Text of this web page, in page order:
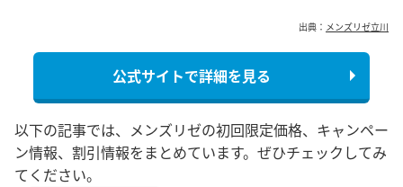
出典： メンズリゼ立川
公式サイトで詳細を見る
以下の記事では、メンズリゼの初回限定価格、キャンペー
ン情報、割引情報をまとめています。ぜひチェックしてみ
てください。